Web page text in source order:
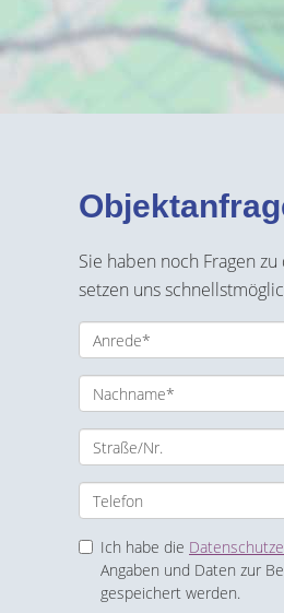
Sie haben noch Fragen
setzen uns
Ich habe die
Angaben und Daten zur
gespeichert werden.